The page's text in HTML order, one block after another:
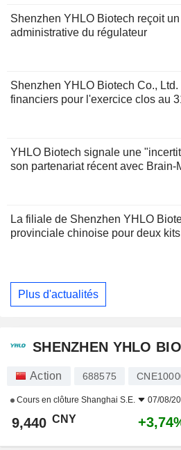
Shenzhen YHLO Biotech reçoit
administrative du régulateur
Shenzhen YHLO Biotech Co.,
financiers pour l'exercice clos au
YHLO Biotech signale une
son partenariat récent avec Brain-
La filiale de Shenzhen YHLO
provinciale chinoise pour deux
Plus d'actualités
SHENZHEN YHLO
Action 688575
Cours en clôture Shanghai S.E. 07/08/
9,440 CNY